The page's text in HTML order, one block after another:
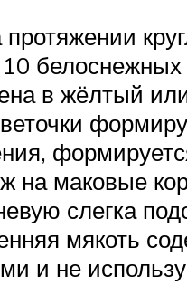
в жёлтый
на маковые
слегка
мякоть
и не